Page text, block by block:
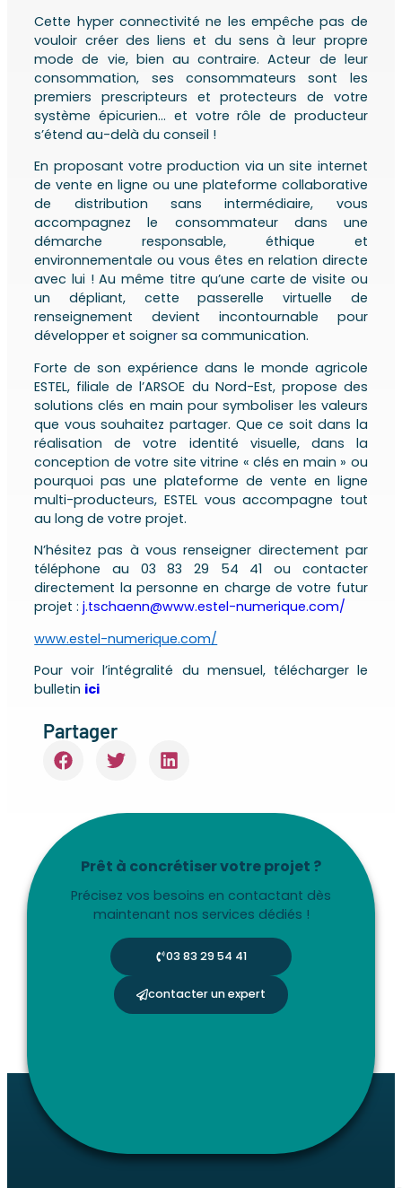
Cette hyper connectivité ne les empêche pas de
vouloir créer des liens et du sens à leur propre
mode de vie, bien au contraire. Acteur de leur
consommation, ses consommateurs sont les
premiers prescripteurs et protecteurs de votre
système épicurien… et votre rôle de producteur
s’étend au-delà du conseil !
En proposant votre production via un site internet
de vente en ligne ou une plateforme collaborative
de distribution sans intermédiaire, vous
accompagnez le consommateur dans une
démarche responsable, éthique et
environnementale ou vous êtes en relation directe
avec lui ! Au même titre qu’une carte de visite ou
un dépliant, cette passerelle virtuelle de
renseignement devient incontournable pour
développer et soigner sa communication.
Forte de son expérience dans le monde agricole
ESTEL, filiale de l’ARSOE du Nord-Est, propose des
solutions clés en main pour symboliser les valeurs
que vous souhaitez partager. Que ce soit dans la
réalisation de votre identité visuelle, dans la
conception de votre site vitrine « clés en main » ou
pourquoi pas une plateforme de vente en ligne
multi-producteurs, ESTEL vous accompagne tout
au long de votre projet.
N’hésitez pas à vous renseigner directement par
téléphone au 03 83 29 54 41 ou contacter
directement la personne en charge de votre futur
projet :j.tschaenn@www.estel-numerique.com/
www.estel-numerique.com/
Pour voir l’intégralité du mensuel, télécharger le
bulletin ici
Partager
Prêt à concrétiser votre projet ?
Précisez vos besoins en contactant dès
maintenant nos services dédiés !
03 83 29 54 41
contacter un expert